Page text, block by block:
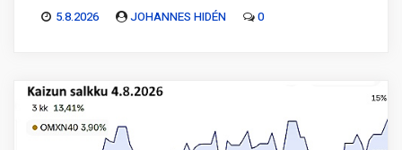
5.8.2026 JOHANNES HIDÉN 0